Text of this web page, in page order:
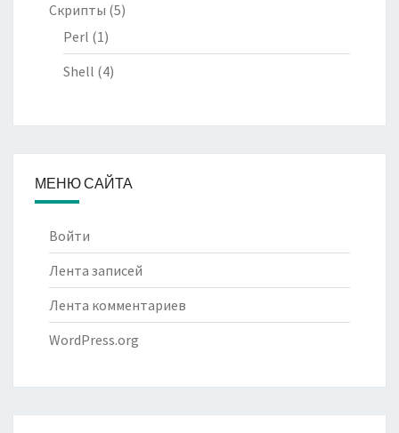
Скрипты (5)
Perl (1)
Shell (4)
МЕНЮ САЙТА
Войти
Лента записей
Лента комментариев
WordPress.org